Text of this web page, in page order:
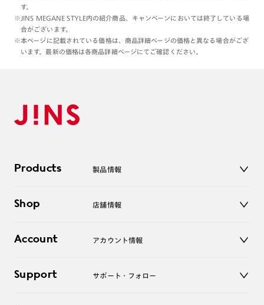
す。
※JINS MEGANE STYLE内の紹介商品、キャンペーンにおいては終了している場
合がございます。
※本ページに記載されている価格は、商品詳細ページの価格と異なる場合がござ
います。最新の価格は各商品詳細ページにてご確認ください。
Products 製品情報
サングラス
コンタクトレンズ
アクセサリー
Shop 店舗情報
オンラインショップ
Account アカウント情報
ログアウト
Support サポート・フォロー